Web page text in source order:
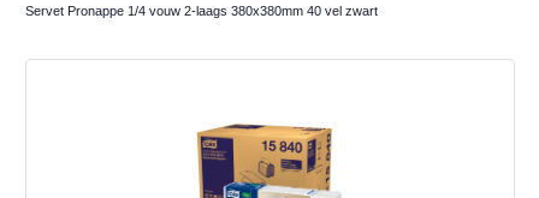
Servet Pronappe 1/4 vouw 2-laags 380x380mm 40 vel zwart